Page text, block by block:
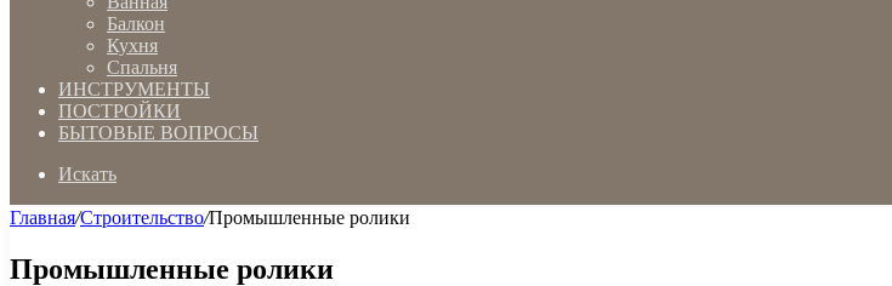
Балкон
Кухня
Спальня
ИНСТРУМЕНТЫ
ПОСТРОЙКИ
БЫТОВЫЕ ВОПРОСЫ
Искать
Главная/Строительство/Промышленные ролики
Промышленные ролики